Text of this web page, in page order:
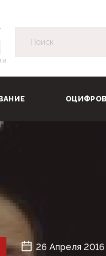
26 Апреля 2016